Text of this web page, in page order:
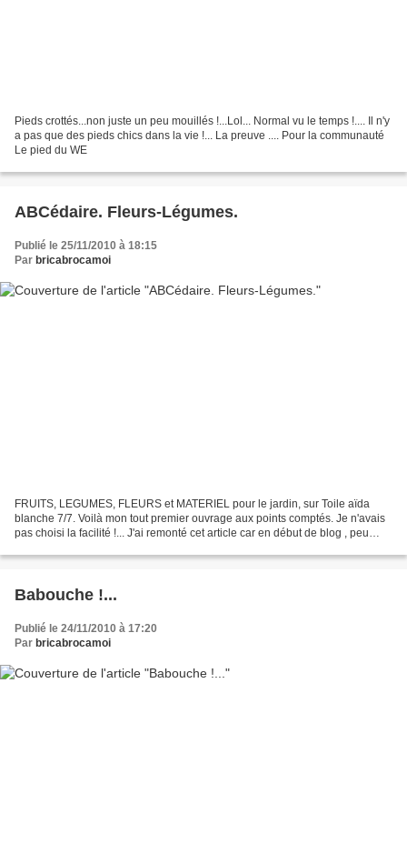
Pieds crottés...non juste un peu mouillés !...Lol... Normal vu le temps !.... Il n'y
a pas que des pieds chics dans la vie !... La preuve .... Pour la communauté
Le pied du WE
ABCédaire. Fleurs-Légumes.
Publié le 25/11/2010 à 18:15
Par bricabrocamoi
FRUITS, LEGUMES, FLEURS et MATERIEL pour le jardin, sur Toile aïda
blanche 7/7. Voilà mon tout premier ouvrage aux points comptés. Je n'avais
pas choisi la facilité !... J'ai remonté cet article car en début de blog , peu
Babouche !...
Publié le 24/11/2010 à 17:20
Par bricabrocamoi